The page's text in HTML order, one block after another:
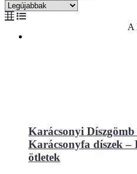
A
Karácsonyi
Karácsonyfa díszek
ötletek